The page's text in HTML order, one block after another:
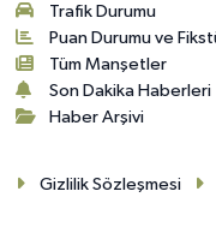
Trafik Durumu
Puan Durumu ve
Tüm Manşetler
Son Dakika Haberleri
Haber Arşivi
Gizlilik Sözleşmesi